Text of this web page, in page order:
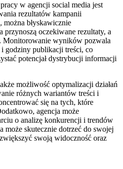
w agencji social⁣ media ⁣jest
rezultatów kampanii
błyskawicznie
przynoszą oczekiwane rezultaty,⁤ a⁤
Monitorowanie wyników pozwala
godziny publikacji treści, co
potencjał dystrybucji informacji
możliwość optymalizacji działań
‌różnych wariantów ​treści i
się na tych,⁤ które
agencja ‍może
o analizę konkurencji i ⁤trendów
skutecznie dotrzeć do swojej
swoją widoczność oraz